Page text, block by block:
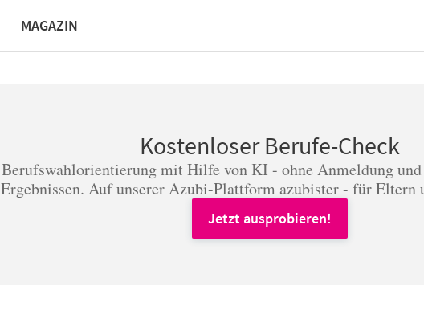
MAGAZIN
Kostenloser Berufe-Check
Berufswahlorientierung mit Hilfe von KI - ohne Anmeldung
Ergebnissen. Auf unserer Azubi-Plattform azubister - für Eltern
Jetzt ausprobieren!